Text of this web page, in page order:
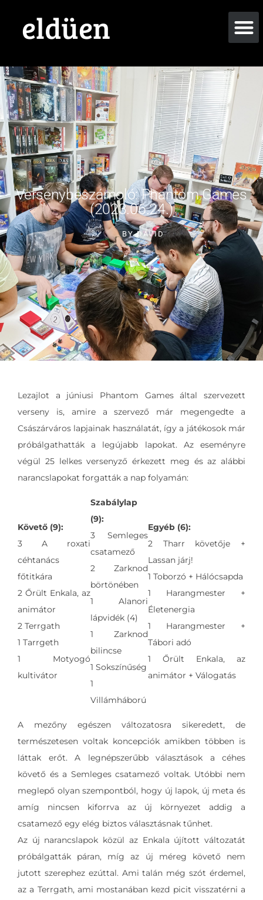
eldüen
Versenybeszámoló: Phantom Games
(2023.06.24.)
BYDÁVID
Lezajlot a júniusi Phantom Games által szervezett
verseny is, amire a szervező már megengedte a
Császárváros lapjainak használatát, így a játékosok már
próbálgathatták a legújabb lapokat. Az eseményre
végül 25 lelkes versenyző érkezett meg és az alábbi
narancslapokat forgatták a nap folyamán:
Követő (9):
3 A roxati
céhtanács
főtitkára
2 Őrült Enkala, az
animátor
2 Terrgath
1 Tarrgeth
1 Motyogó
kultivátor
Szabálylap
(9):
3 Semleges
csatamező
2 Zarknod
börtönében
1 Alanori
lápvidék (4)
1 Zarknod
bilincse
1 Sokszínűség
1
Villámháború
Egyéb (6):
2 Tharr követője +
Lassan járj!
1 Toborzó + Hálócsapda
1 Harangmester +
Életenergia
1 Harangmester +
Tábori adó
1 Őrült Enkala, az
animátor + Válogatás
A mezőny egészen változatosra sikeredett, de
természetesen voltak koncepciók amikben többen is
láttak erőt. A legnépszerűbb választások a céhes
követő és a Semleges csatamező voltak. Utóbbi nem
meglepő olyan szempontból, hogy új lapok, új meta és
amíg nincsen kiforrva az új környezet addig a
csatamező egy elég biztos választásnak tűnhet.
Az új narancslapok közül az Enkala újított változatát
próbálgatták páran, míg az új méreg követő nem
jutott szerephez ezúttal. Ami talán még szót érdemel,
az a Terrgath, ami mostanában kezd picit visszatérni a